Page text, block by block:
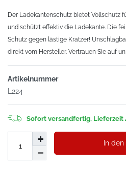
Der Ladekantenschutz bietet Vollschutz
und schützt effektiv die Ladekante. Die
Schutz gegen lästige Kratzer!
direkt vom Hersteller. Vertrauen Sie auf
Artikelnummer
L224
Sofort versandfertig, Lieferzeit
In